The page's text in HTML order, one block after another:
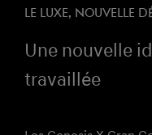
LE LUXE, NOUVELLE
Une nouvelle
travaillée